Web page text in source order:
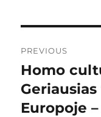
PREVIOUS
Previous
post:
Homo
Europoje